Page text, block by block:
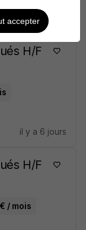
il y a 5 jours
H/F
il y a 6 jours
H/F
/ mois
accepter